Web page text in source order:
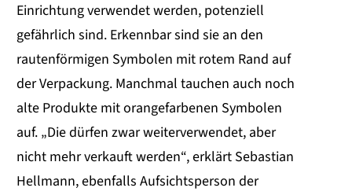
Einrichtung verwendet werden, potenziell
gefährlich sind. Erkennbar sind sie an den
rautenförmigen Symbolen mit rotem Rand auf
der Verpackung. Manchmal tauchen auch noch
alte Produkte mit orangefarbenen Symbolen
auf. „Die dürfen zwar weiterverwendet, aber
nicht mehr verkauft werden“, erklärt Sebastian
Hellmann, ebenfalls Aufsichtsperson der